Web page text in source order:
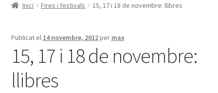
ACTIVITATS
CURSOS
FES-TE SOCI
LLIBRE
Inici Fires i festivals 15, 17 i 18 de novembre: llibres
Publicat el 14 novembre, 2012per max
15, 17 i 18 de novembre:
llibres